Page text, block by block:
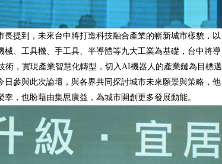
長提到，未來台中將打造科技融合產業的嶄新城市樣貌，以
械、工具機、手工具、半導體等九大工業為基礎，台中將導
術，實現產業智慧化轉型，切入AI機器人的產業鏈為目標邁
日參與此次論壇，與各界共同探討城市未來願景與策略，他
幸，也盼藉由集思廣益，為城市開創更多發展動能。